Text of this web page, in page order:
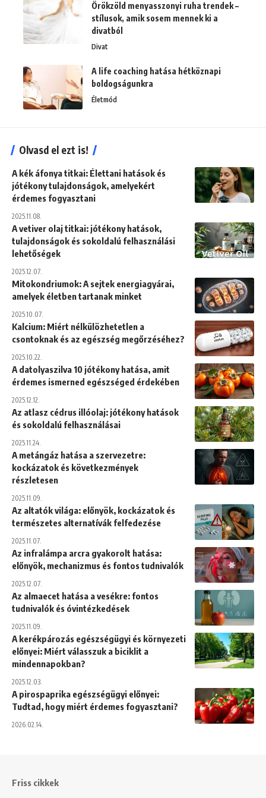
Örökzöld menyasszonyi ruha trendek –
stílusok, amik sosem mennek ki a
divatból
Divat
A life coaching hatása hétköznapi
boldogságunkra
Életmód
Olvasd el ezt is!
A kék áfonya titkai: Élettani hatások és
jótékony tulajdonságok, amelyekért
érdemes fogyasztani
2025.11.08.
A vetiver olaj titkai: jótékony hatások,
tulajdonságok és sokoldalú felhasználási
lehetőségek
2025.12.07.
Mitokondriumok: A sejtek energiagyárai,
amelyek életben tartanak minket
2025.10.07.
Kalcium: Miért nélkülözhetetlen a
csontoknak és az egészség megőrzéséhez?
2025.10.22.
A datolyaszilva 10 jótékony hatása, amit
érdemes ismerned egészséged érdekében
2025.12.12.
Az atlasz cédrus illóolaj: jótékony hatások
és sokoldalú felhasználásai
2025.11.24.
A metángáz hatása a szervezetre:
kockázatok és következmények
részletesen
2025.11.09.
Az altatók világa: előnyök, kockázatok és
természetes alternatívák felfedezése
2025.11.07.
Az infralámpa arcra gyakorolt hatása:
előnyök, mechanizmus és fontos tudnivalók
2025.12.07.
Az almaecet hatása a vesékre: fontos
tudnivalók és óvintézkedések
2025.11.09.
A kerékpározás egészségügyi és környezeti
előnyei: Miért válasszuk a biciklit a
mindennapokban?
2025.12.03.
A pirospaprika egészségügyi előnyei:
Tudtad, hogy miért érdemes fogyasztani?
2026.02.14.
Friss cikkek